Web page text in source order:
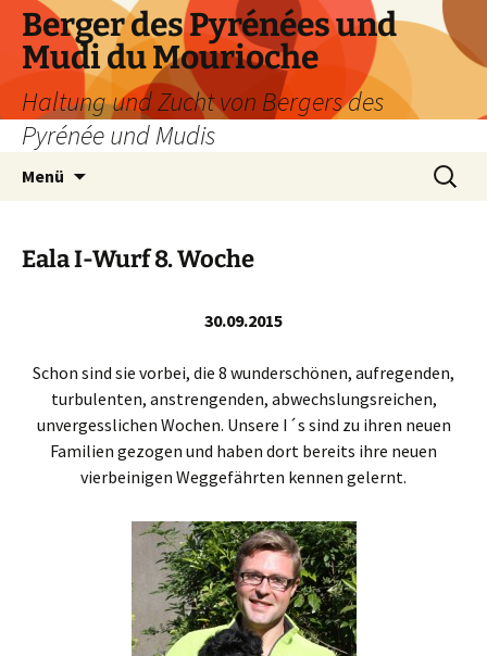
Zum
Inhalt
springen
Berger des Pyrénées und
Mudi du Mourioche
Haltung und Zucht von Bergers des
Pyrénée und Mudis
Menü
Suchen
nach:
Eala I-Wurf 8. Woche
30.09.2015
Schon sind sie vorbei, die 8 wunderschönen, aufregenden,
turbulenten, anstrengenden, abwechslungsreichen,
unvergesslichen Wochen. Unsere I´s sind zu ihren neuen
Familien gezogen und haben dort bereits ihre neuen
vierbeinigen Weggefährten kennen gelernt.